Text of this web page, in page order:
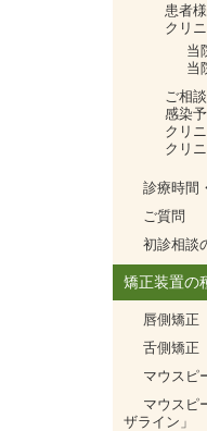
患者
クリ
当
当
ご相
感染
クリ
クリ
診療時間
ご質問
初診相談
矯正装置の
唇側矯正
舌側矯正
マウスピ
マウスピ
ザライン」